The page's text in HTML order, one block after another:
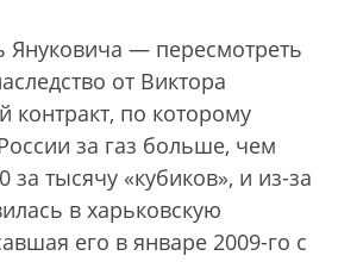
— пересмотреть
от Виктора
по которому
за газ больше, чем
тысячу «кубиков», и из-за
в харьковскую
его в январе 2009-го с